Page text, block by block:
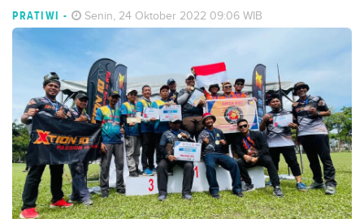
PRATIWI - Senin, 24 Oktober 2022 09:06 WIB